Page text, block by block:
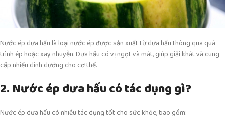
Nước ép dưa hấu là loại nước ép được sản xuất từ dưa hấu thông qua quá
trình ép hoặc xay nhuyễn. Dưa hấu có vị ngọt và mát, giúp giải khát và cung
cấp nhiều dinh dưỡng cho cơ thể.
2. Nước ép dưa hấu có tác dụng gì?
Nước ép dưa hấu có nhiều tác dụng tốt cho sức khỏe, bao gồm: